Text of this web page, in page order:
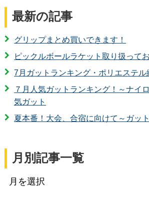
最新の記事
グリップまとめ買いできます！
ピックルボールラケット取り扱って
7月ガットランキング・ポリエステル
７月人気ガットランキング！～ナイ
気ガット
夏本番！大会、合宿に向けて～ガッ
月別記事一覧